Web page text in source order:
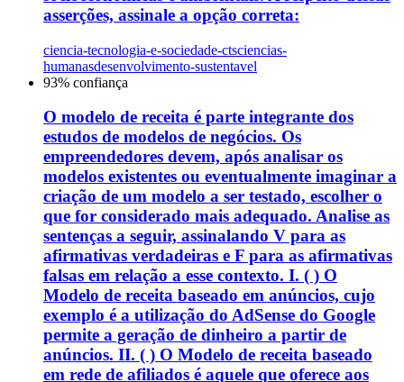
asserções, assinale a opção correta:
ciencia-tecnologia-e-sociedade-ctsciencias-
humanasdesenvolvimento-sustentavel
93% confiança
O modelo de receita é parte integrante dos
estudos de modelos de negócios. Os
empreendedores devem, após analisar os
modelos existentes ou eventualmente imaginar a
criação de um modelo a ser testado, escolher o
que for considerado mais adequado. Analise as
sentenças a seguir, assinalando V para as
afirmativas verdadeiras e F para as afirmativas
falsas em relação a esse contexto. I. ( ) O
Modelo de receita baseado em anúncios, cujo
exemplo é a utilização do AdSense do Google
permite a geração de dinheiro a partir de
anúncios. II. ( ) O Modelo de receita baseado
em rede de afiliados é aquele que oferece aos